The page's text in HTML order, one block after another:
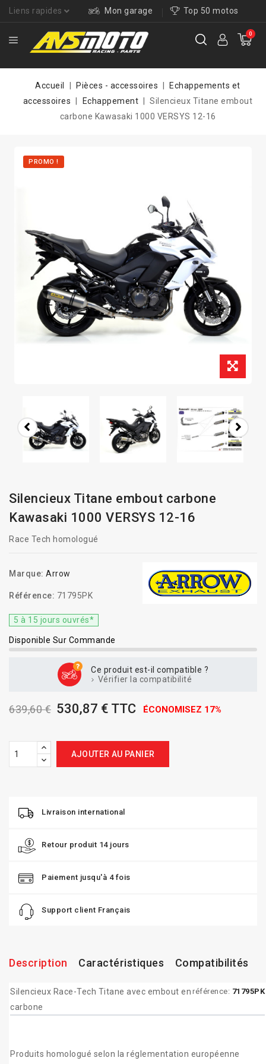
Liens rapides Mon garage Top 50 motos
0
Accueil Pièces - accessoires
Echappements et
accessoires
Echappement
Silencieux Titane embout
carbone Kawasaki 1000 VERSYS 12-16
PROMO !
Silencieux Titane embout carbone
Kawasaki 1000 VERSYS 12-16
Race Tech homologué
Marque: Arrow
Référence: 71795PK
5 à 15 jours ouvrés*
Disponible Sur Commande
Ce produit est-il compatible ?
Vérifier la compatibilité
639,60 € 530,87 € TTC ÉCONOMISEZ 17%
AJOUTER AU PANIER
Livraison international
Retour produit 14 jours
Paiement jusqu'à 4 fois
Support client Français
Description Caractéristiques Compatibilités
référence: 71795PK
Silencieux Race-Tech Titane avec embout en
carbone
Produits homologué selon la réglementation européenne